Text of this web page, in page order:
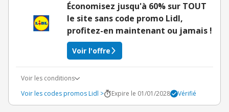
Économisez jusqu'à 60% sur TOUT
le site sans code promo Lidl,
profitez-en maintenant ou jamais !
Voir l'offre
Voir les conditions
Voir les codes promos Lidl >
Expire le 01/01/2028 Vérifié